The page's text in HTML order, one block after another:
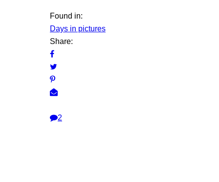
Found in:
Days in pictures
Share:
2